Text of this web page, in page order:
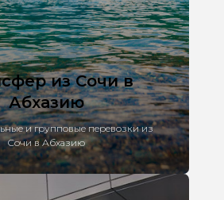
из Сочи в
Абхазию
и групповые перевозки из
Сочи в Абхазию